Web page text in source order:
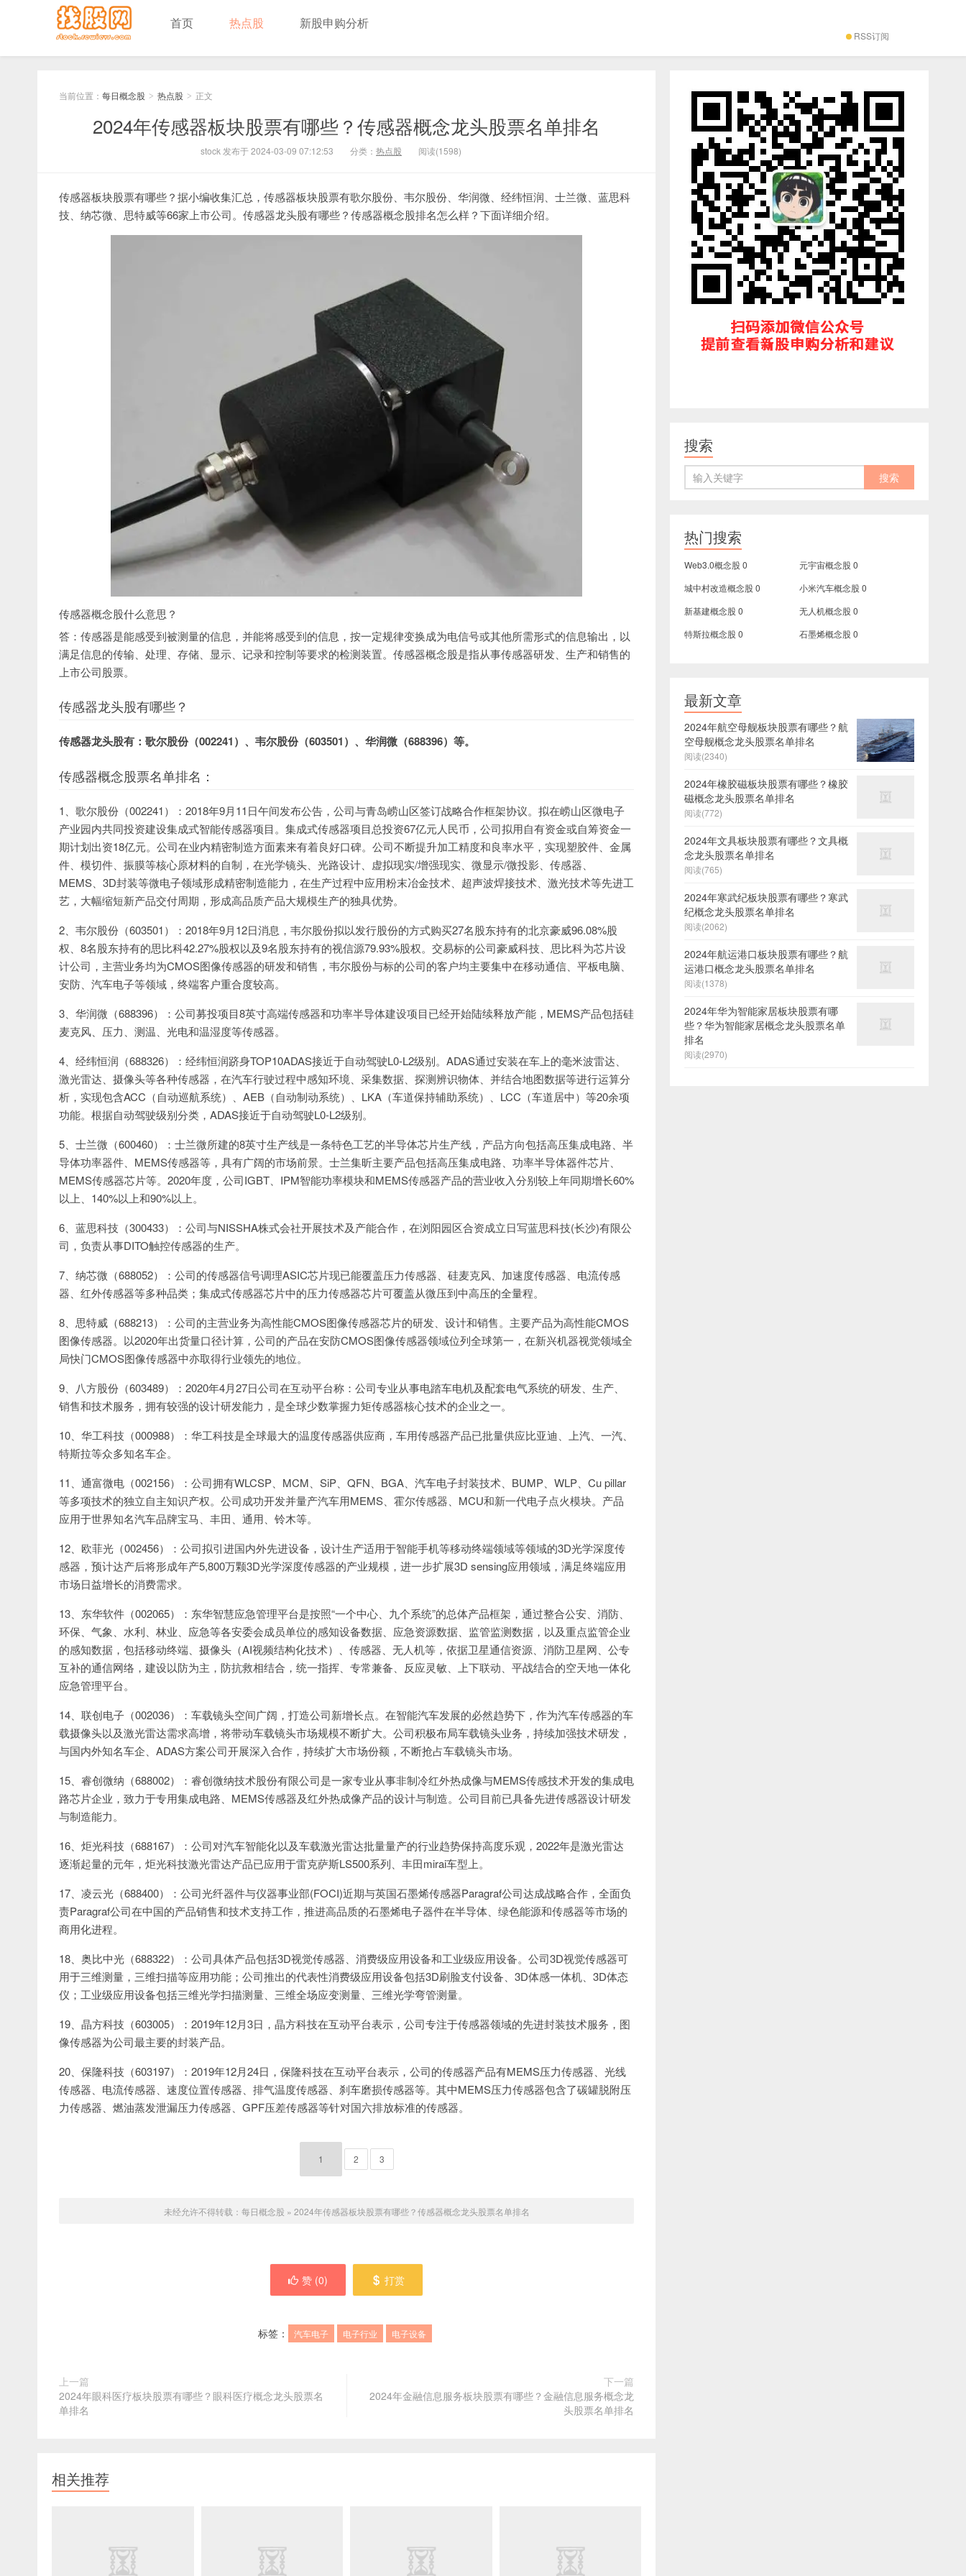
首页 热点股 新股申购分析
RSS订阅
当前位置： 每日概念股 > 热点股 > 正文
2024年传感器板块股票有哪些？传感器概念龙头股票名单排名
stock 发布于 2024-03-09 07:12:53 分类： 热点股 阅读(1598)
传感器板块股票有哪些？据小编收集汇总，传感器板块股票有歌尔股份、韦尔股份、华润微、经纬恒润、士兰微、蓝思科
技、纳芯微、思特威等66家上市公司。传感器龙头股有哪些？传感器概念股排名怎么样？下面详细介绍。
传感器概念股什么意思？
答：传感器是能感受到被测量的信息，并能将感受到的信息，按一定规律变换成为电信号或其他所需形式的信息输出，以
满足信息的传输、处理、存储、显示、记录和控制等要求的检测装置。传感器概念股是指从事传感器研发、生产和销售的
上市公司股票。
传感器龙头股有哪些？
传感器龙头股有：歌尔股份（002241）、韦尔股份（603501）、华润微（688396）等。
传感器概念股票名单排名：
1、歌尔股份（002241）：2018年9月11日午间发布公告，公司与青岛崂山区签订战略合作框架协议。拟在崂山区微电子
产业园内共同投资建设集成式智能传感器项目。集成式传感器项目总投资67亿元人民币，公司拟用自有资金或自筹资金一
期计划出资18亿元。公司在业内精密制造方面素来有着良好口碑。公司不断提升加工精度和良率水平，实现塑胶件、金属
件、模切件、振膜等核心原材料的自制，在光学镜头、光路设计、虚拟现实/增强现实、微显示/微投影、传感器、
MEMS、3D封装等微电子领域形成精密制造能力，在生产过程中应用粉末冶金技术、超声波焊接技术、激光技术等先进工
艺，大幅缩短新产品交付周期，形成高品质产品大规模生产的独具优势。
2、韦尔股份（603501）：2018年9月12日消息，韦尔股份拟以发行股份的方式购买27名股东持有的北京豪威96.08%股
权、8名股东持有的思比科42.27%股权以及9名股东持有的视信源79.93%股权。交易标的公司豪威科技、思比科为芯片设
计公司，主营业务均为CMOS图像传感器的研发和销售，韦尔股份与标的公司的客户均主要集中在移动通信、平板电脑、
安防、汽车电子等领域，终端客户重合度较高。
3、华润微（688396）：公司募投项目8英寸高端传感器和功率半导体建设项目已经开始陆续释放产能，MEMS产品包括硅
麦克风、压力、测温、光电和温湿度等传感器。
4、经纬恒润（688326）：经纬恒润跻身TOP10ADAS接近于自动驾驶L0-L2级别。ADAS通过安装在车上的毫米波雷达、
激光雷达、摄像头等各种传感器，在汽车行驶过程中感知环境、采集数据、探测辨识物体、并结合地图数据等进行运算分
析，实现包含ACC（自动巡航系统）、AEB（自动制动系统）、LKA（车道保持辅助系统）、LCC（车道居中）等20余项
功能。根据自动驾驶级别分类，ADAS接近于自动驾驶L0-L2级别。
5、士兰微（600460）：士兰微所建的8英寸生产线是一条特色工艺的半导体芯片生产线，产品方向包括高压集成电路、半
导体功率器件、MEMS传感器等，具有广阔的市场前景。士兰集昕主要产品包括高压集成电路、功率半导体器件芯片、
MEMS传感器芯片等。2020年度，公司IGBT、IPM智能功率模块和MEMS传感器产品的营业收入分别较上年同期增长60%
以上、140%以上和90%以上。
6、蓝思科技（300433）：公司与NISSHA株式会社开展技术及产能合作，在浏阳园区合资成立日写蓝思科技(长沙)有限公
司，负责从事DITO触控传感器的生产。
7、纳芯微（688052）：公司的传感器信号调理ASIC芯片现已能覆盖压力传感器、硅麦克风、加速度传感器、电流传感
器、红外传感器等多种品类；集成式传感器芯片中的压力传感器芯片可覆盖从微压到中高压的全量程。
8、思特威（688213）：公司的主营业务为高性能CMOS图像传感器芯片的研发、设计和销售。主要产品为高性能CMOS
图像传感器。以2020年出货量口径计算，公司的产品在安防CMOS图像传感器领域位列全球第一，在新兴机器视觉领域全
局快门CMOS图像传感器中亦取得行业领先的地位。
9、八方股份（603489）：2020年4月27日公司在互动平台称：公司专业从事电踏车电机及配套电气系统的研发、生产、
销售和技术服务，拥有较强的设计研发能力，是全球少数掌握力矩传感器核心技术的企业之一。
10、华工科技（000988）：华工科技是全球最大的温度传感器供应商，车用传感器产品已批量供应比亚迪、上汽、一汽、
特斯拉等众多知名车企。
11、通富微电（002156）：公司拥有WLCSP、MCM、SiP、QFN、BGA、汽车电子封装技术、BUMP、WLP、Cu pillar
等多项技术的独立自主知识产权。公司成功开发并量产汽车用MEMS、霍尔传感器、MCU和新一代电子点火模块。产品
应用于世界知名汽车品牌宝马、丰田、通用、铃木等。
12、欧菲光（002456）：公司拟引进国内外先进设备，设计生产适用于智能手机等移动终端领域等领域的3D光学深度传
感器，预计达产后将形成年产5,800万颗3D光学深度传感器的产业规模，进一步扩展3D sensing应用领域，满足终端应用
市场日益增长的消费需求。
13、东华软件（002065）：东华智慧应急管理平台是按照“一个中心、九个系统”的总体产品框架，通过整合公安、消防、
环保、气象、水利、林业、应急等各安委会成员单位的感知设备数据、应急资源数据、监管监测数据，以及重点监管企业
的感知数据，包括移动终端、摄像头（AI视频结构化技术）、传感器、无人机等，依据卫星通信资源、消防卫星网、公专
互补的通信网络，建设以防为主，防抗救相结合，统一指挥、专常兼备、反应灵敏、上下联动、平战结合的空天地一体化
应急管理平台。
14、联创电子（002036）：车载镜头空间广阔，打造公司新增长点。在智能汽车发展的必然趋势下，作为汽车传感器的车
载摄像头以及激光雷达需求高增，将带动车载镜头市场规模不断扩大。公司积极布局车载镜头业务，持续加强技术研发，
与国内外知名车企、ADAS方案公司开展深入合作，持续扩大市场份额，不断抢占车载镜头市场。
15、睿创微纳（688002）：睿创微纳技术股份有限公司是一家专业从事非制冷红外热成像与MEMS传感技术开发的集成电
路芯片企业，致力于专用集成电路、MEMS传感器及红外热成像产品的设计与制造。公司目前已具备先进传感器设计研发
与制造能力。
16、炬光科技（688167）：公司对汽车智能化以及车载激光雷达批量量产的行业趋势保持高度乐观，2022年是激光雷达
逐渐起量的元年，炬光科技激光雷达产品已应用于雷克萨斯LS500系列、丰田mirai车型上。
17、凌云光（688400）：公司光纤器件与仪器事业部(FOCI)近期与英国石墨烯传感器Paragraf公司达成战略合作，全面负
责Paragraf公司在中国的产品销售和技术支持工作，推进高品质的石墨烯电子器件在半导体、绿色能源和传感器等市场的
商用化进程。
18、奥比中光（688322）：公司具体产品包括3D视觉传感器、消费级应用设备和工业级应用设备。公司3D视觉传感器可
用于三维测量，三维扫描等应用功能；公司推出的代表性消费级应用设备包括3D刷脸支付设备、3D体感一体机、3D体态
仪；工业级应用设备包括三维光学扫描测量、三维全场应变测量、三维光学弯管测量。
19、晶方科技（603005）：2019年12月3日，晶方科技在互动平台表示，公司专注于传感器领域的先进封装技术服务，图
像传感器为公司最主要的封装产品。
20、保隆科技（603197）：2019年12月24日，保隆科技在互动平台表示，公司的传感器产品有MEMS压力传感器、光线
传感器、电流传感器、速度位置传感器、排气温度传感器、刹车磨损传感器等。其中MEMS压力传感器包含了碳罐脱附压
力传感器、燃油蒸发泄漏压力传感器、GPF压差传感器等针对国六排放标准的传感器。
1 2 3
未经允许不得转载： 每日概念股 » 2024年传感器板块股票有哪些？传感器概念龙头股票名单排名
赞 (0) 打赏
标签： 汽车电子 电子行业 电子设备
上一篇
2024年眼科医疗板块股票有哪些？眼科医疗概念龙头股票名
单排名
下一篇
2024年金融信息服务板块股票有哪些？金融信息服务概念龙
头股票名单排名
相关推荐
搜索
热门搜索
Web3.0概念股0 元宇宙概念股0
城中村改造概念股0 小米汽车概念股0
新基建概念股0 无人机概念股0
特斯拉概念股0 石墨烯概念股0
最新文章
2024年航空母舰板块股票有哪些？航
空母舰概念龙头股票名单排名
阅读(2340)
2024年橡胶磁板块股票有哪些？橡胶
磁概念龙头股票名单排名
阅读(772)
2024年文具板块股票有哪些？文具概
念龙头股票名单排名
阅读(765)
2024年寒武纪板块股票有哪些？寒武
纪概念龙头股票名单排名
阅读(2062)
2024年航运港口板块股票有哪些？航
运港口概念龙头股票名单排名
阅读(1378)
2024年华为智能家居板块股票有哪
些？华为智能家居概念龙头股票名单
排名
阅读(2970)